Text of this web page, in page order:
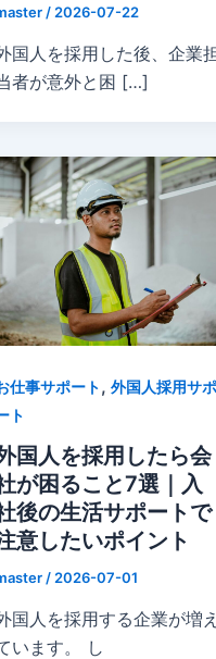
/2026-07-22
国人を採用した後、企業
者が意外と困 […]
仕事サポート, 外国人採用サポ
ト
国人を採用したら会
が困ること7選｜入
後の生活サポートで
意したいポイント
/2026-07-01
国人を採用する企業が増え
います。 し